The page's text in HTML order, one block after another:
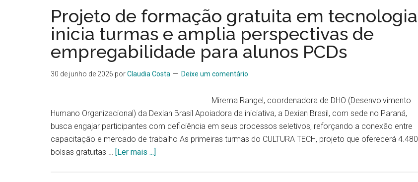
Projeto de formação gratuita em tecnologia
inicia turmas e amplia perspectivas de
empregabilidade para alunos PCDs
30 de junho de 2026 porClaudia Costa Deixe um comentário
Mirema Rangel, coordenadora de DHO (Desenvolvimento
Humano Organizacional) da Dexian Brasil Apoiadora da iniciativa, a Dexian Brasil, com sede no Paraná,
busca engajar participantes com deficiência em seus processos seletivos, reforçando a conexão entre
capacitação e mercado de trabalho As primeiras turmas do CULTURA TECH, projeto que oferecerá 4.480
bolsas gratuitas …
[Ler mais ...]